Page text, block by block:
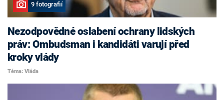
9 fotografií
Nezodpovědné oslabení ochrany lidských
práv: Ombudsman i kandidáti varují před
kroky vlády
Téma: Vláda